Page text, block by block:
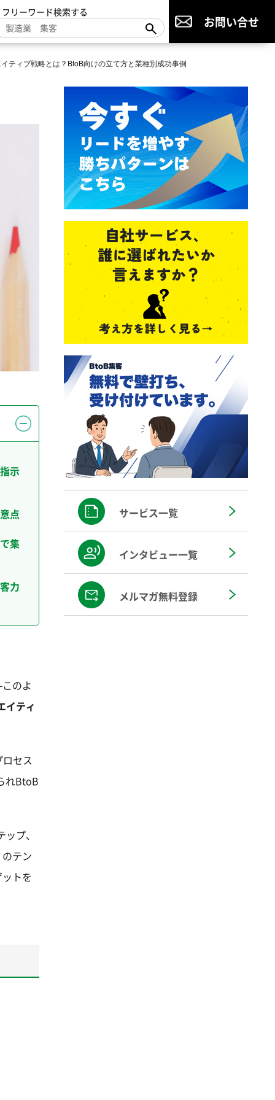
リーワード検索する
お問い合せ
ティブ戦略とは？BtoB向けの立て方と業種別成功事例
示
点
集
力
のよ
イティ
セス
れBtoB
プ、
テン
トを
サービス一覧
インタビュー一覧
メルマガ無料登録